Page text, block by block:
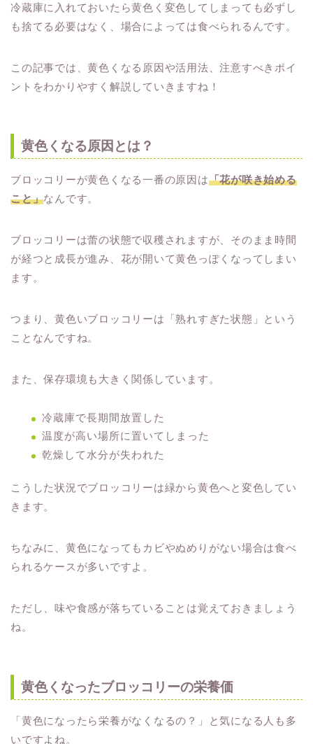
冷蔵庫に入れておいたら黄色く変色してしまっても必ずし
も捨てる必要はなく、場合によっては食べられるんです。
この記事では、黄色くなる原因や活用法、注意すべきポイ
ントをわかりやすく解説していきますね！
黄色くなる原因とは？
ブロッコリーが黄色くなる一番の原因は「花が咲き始める
こと」なんです。
ブロッコリーは蕾の状態で収穫されますが、そのまま時間
が経つと成長が進み、花が開いて黄色っぽくなってしまい
ます。
つまり、黄色いブロッコリーは「熟れすぎた状態」という
ことなんですね。
また、保存環境も大きく関係しています。
冷蔵庫で長期間放置した
温度が高い場所に置いてしまった
乾燥して水分が失われた
こうした状況でブロッコリーは緑から黄色へと変色してい
きます。
ちなみに、黄色になってもカビやぬめりがない場合は食べ
られるケースが多いですよ。
ただし、味や食感が落ちていることは覚えておきましょう
ね。
黄色くなったブロッコリーの栄養価
「黄色になったら栄養がなくなるの？」と気になる人も多
いですよね。